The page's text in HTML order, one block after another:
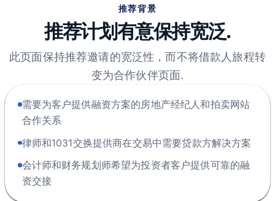
推荐背景
推荐计划有意保持宽泛.
此页面保持推荐邀请的宽泛性，而不将借款人旅程转
变为合作伙伴页面.
需要为客户提供融资方案的房地产经纪人和拍卖网站
合作关系
律师和1031交换提供商在交易中需要贷款方解决方案
会计师和财务规划师希望为投资者客户提供可靠的融
资交接